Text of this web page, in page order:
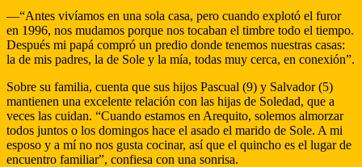
—“Antes vivíamos en una sola casa, pero cuando explotó el furor
en 1996, nos mudamos porque nos tocaban el timbre todo el tiempo.
Después mi papá compró un predio donde tenemos nuestras casas:
la de mis padres, la de Sole y la mía, todas muy cerca, en conexión”.
Sobre su familia, cuenta que sus hijos Pascual (9) y Salvador (5)
mantienen una excelente relación con las hijas de Soledad, que a
veces las cuidan. “Cuando estamos en Arequito, solemos almorzar
todos juntos o los domingos hace el asado el marido de Sole. A mi
esposo y a mí no nos gusta cocinar, así que el quincho es el lugar de
encuentro familiar”, confiesa con una sonrisa.